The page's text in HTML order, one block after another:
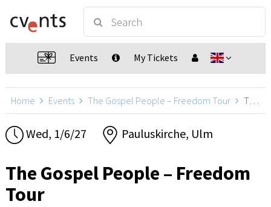
Events My Tickets
Home Events The Gospel People – Freedom Tour The Gospel People – Freedom Tour, Ulm
Wed, 1/6/27 Pauluskirche, Ulm
The Gospel People – Freedom
Tour